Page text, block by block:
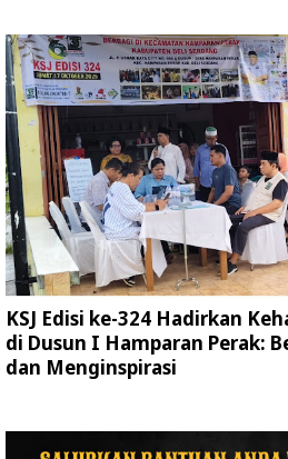
KSJ Edisi ke-324 Hadirkan
di Dusun I Hamparan Perak:
dan Menginspirasi